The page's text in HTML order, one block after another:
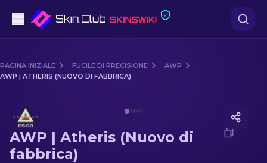
Fascia media
Fucile di precisione
PAGINA INIZIALE FUCILE DI PRECISIONE
AWP
AWP | ATHERIS (NUOVO DI FABBRICA)
AWP | Atheris (Nuovo di
fabbrica)